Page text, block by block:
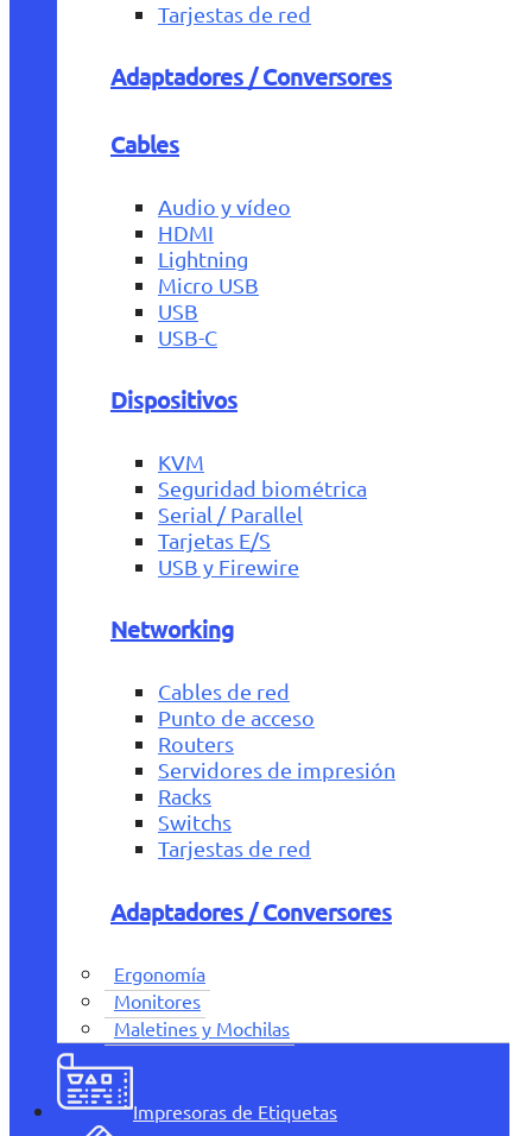
Tarjestas de red
Adaptadores / Conversores
Cables
Audio y vídeo
HDMI
Lightning
Micro USB
USB
USB-C
Dispositivos
KVM
Seguridad biométrica
Serial / Parallel
Tarjetas E/S
USB y Firewire
Networking
Cables de red
Punto de acceso
Routers
Servidores de impresión
Racks
Switchs
Tarjestas de red
Adaptadores / Conversores
Ergonomía
Monitores
Maletines y Mochilas
Impresoras de Etiquetas